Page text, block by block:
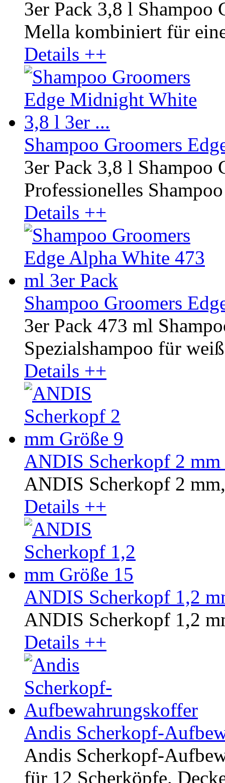
3er Pack 3,8 l Shampoo
Mella kombiniert für
Details ++
Shampoo Groomers
3er Pack 3,8 l
Professionelles
Details ++
Shampoo Groomers
3er Pack 473 ml
Spezialshampoo für
Details ++
ANDIS Scherkopf 2 mm
ANDIS Scherkopf 2
Details ++
ANDIS Scherkopf 1,2
ANDIS Scherkopf 1,2
Details ++
Andis Scherkopf-
Andis Scherkopf-
für 12 Scherköpfe.